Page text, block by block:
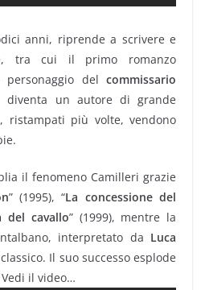
anni, riprende a scrivere e
tra cui il primo romanzo
del commissario
diventa un autore di grande
ristampati più volte, vendono
il fenomeno Camilleri grazie
” (1995), “La concessione del
del cavallo” (1999), mentre la
interpretato da Luca
Il suo successo esplode
il video…